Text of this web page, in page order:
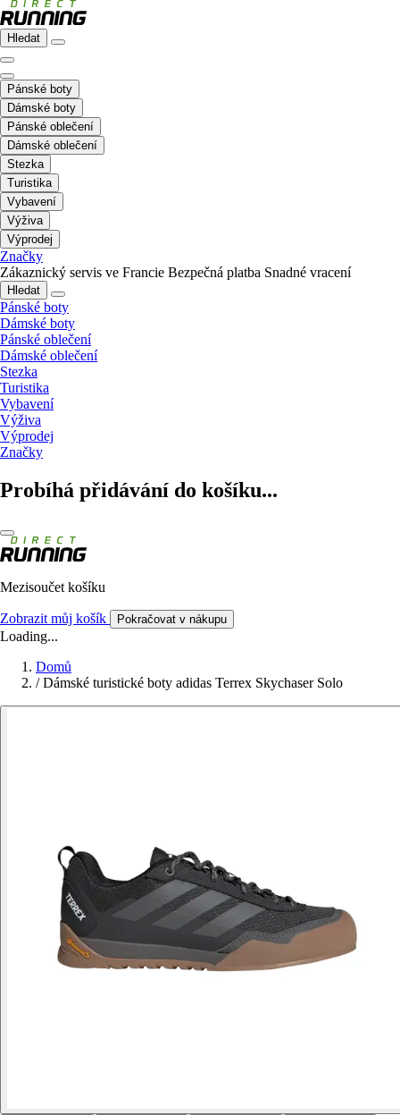
Hledat
Pánské boty
Dámské boty
Pánské oblečení
Dámské oblečení
Stezka
Turistika
Vybavení
Výživa
Výprodej
Značky
Zákaznický servis ve Francie Bezpečná platba Snadné vracení
Hledat
Pánské boty
Dámské boty
Pánské oblečení
Dámské oblečení
Stezka
Turistika
Vybavení
Výživa
Výprodej
Značky
Probíhá přidávání do košíku...
Mezisoučet košíku
Zobrazit můj košík Pokračovat v nákupu
Loading...
Domů
/ Dámské turistické boty adidas Terrex Skychaser Solo